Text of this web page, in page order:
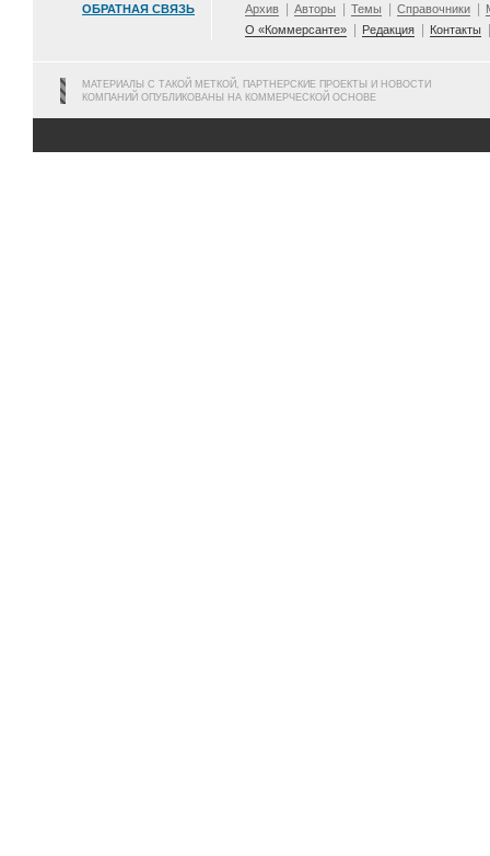
ОБРАТНАЯ СВЯЗЬ Архив Авторы Темы Справочники
О «Коммерсанте»
Редакция Контакты
МАТЕРИАЛЫ С ТАКОЙ МЕТКОЙ, ПАРТНЕРСКИЕ ПРОЕКТЫ И НОВОСТИ
КОМПАНИЙ ОПУБЛИКОВАНЫ НА КОММЕРЧЕСКОЙ ОСНОВЕ